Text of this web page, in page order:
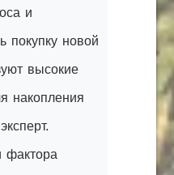
и
покупку новой
высокие
накопления
фактора